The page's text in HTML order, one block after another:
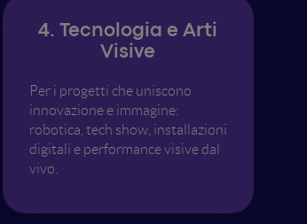
4. Tecnologia e Arti
Visive
Per i progetti che uniscono
innovazione e immagine:
robotica, tech show, installazioni
digitali e performance visive dal
vivo.